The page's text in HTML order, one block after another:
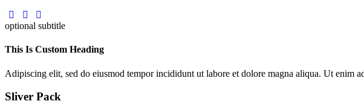
optional subtitle
This Is Custom Heading
Adipiscing elit, sed do eiusmod tempor incididunt ut labore et dolore magna aliqua. Ut enim
Sliver Pack